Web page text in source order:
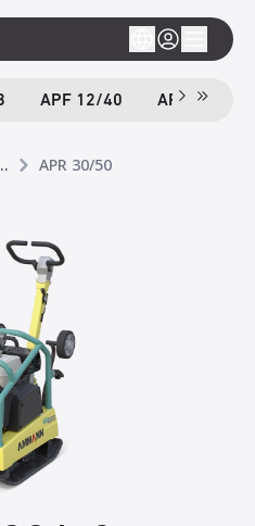
APF 12/40 APF 12/40-
APR 30/50